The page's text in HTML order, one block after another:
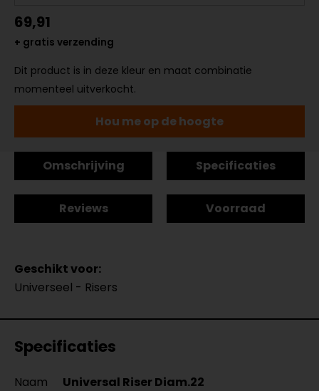
69,91
+ gratis verzending
Dit product is in deze kleur en maat combinatie
momenteel uitverkocht.
Hou me op de hoogte
Omschrijving Specificaties
Reviews Voorraad
Geschikt voor:
Universeel - Risers
Specificaties
Naam
Universal Riser Diam.22